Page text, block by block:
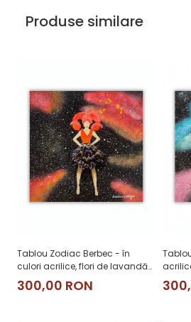
Produse similare
Tablou Zodiac Berbec - în
culori acrilice, flori de lavandă
lipite manual
300,00 RON